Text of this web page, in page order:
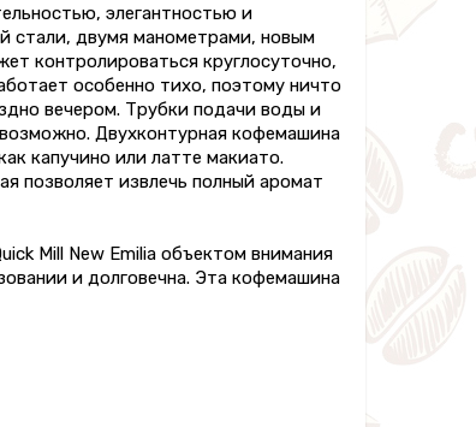
элегантностью и
стали, двумя манометрами, новым
контролироваться круглосуточно,
особенно тихо, поэтому ничто
вечером. Трубки подачи воды и
Двухконтурная кофемашина
капучино или латте макиато.
позволяет извлечь полный аромат
Mill New Emilia объектом внимания
и долговечна. Эта кофемашина